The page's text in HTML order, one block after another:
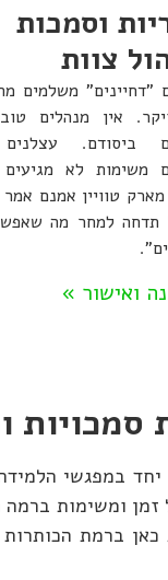
וסמכות
צוות
"דחיינים" משלמים
אין מנהלים
ביסודם.
משימות לא
מארק טוויין אמנם
למחר מה
ואישור »
אימון ומנטורינג
ומשימות ברמה
ברמת